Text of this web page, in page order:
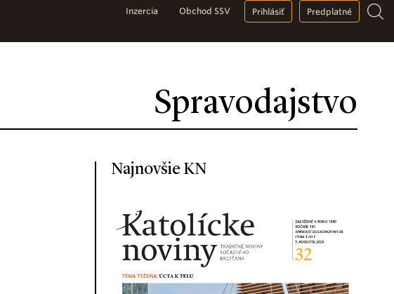
Spravodajstvo
Inzercia Obchod SSV Prihlásiť Predplatné
Najnovšie KN